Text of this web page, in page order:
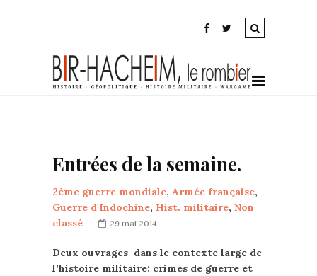
Entrées de la semaine.
2ème guerre mondiale, Armée française,
Guerre d'Indochine, Hist. militaire, Non
classé
29 mai 2014
Deux ouvrages dans le contexte large de
l’histoire militaire: crimes de guerre et